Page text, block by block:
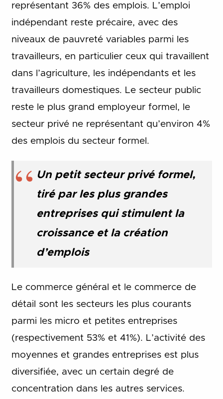
représentant 36% des emplois. L’emploi
indépendant reste précaire, avec des
niveaux de pauvreté variables parmi les
travailleurs, en particulier ceux qui travaillent
dans l’agriculture, les indépendants et les
travailleurs domestiques. Le secteur public
reste le plus grand employeur formel, le
secteur privé ne représentant qu’environ 4%
des emplois du secteur formel.
Un petit secteur privé formel,
tiré par les plus grandes
entreprises qui stimulent la
croissance et la création
d’emplois
Le commerce général et le commerce de
détail sont les secteurs les plus courants
parmi les micro et petites entreprises
(respectivement 53% et 41%). L’activité des
moyennes et grandes entreprises est plus
diversifiée, avec un certain degré de
concentration dans les autres services.